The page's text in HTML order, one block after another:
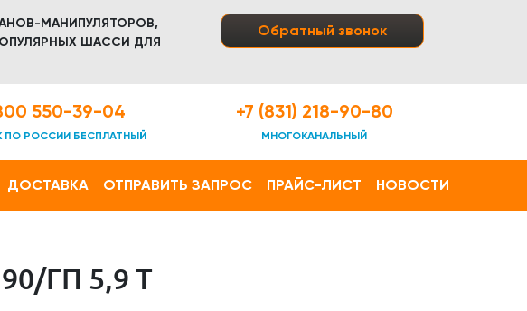
МАНИПУЛЯТОРОВ,
ШАССИ ДЛЯ
Обратный звонок
550-39-04
ПО РОССИИ БЕСПЛАТНЫЙ
+7 (831) 218-90-80
МНОГОКАНАЛЬНЫЙ
ДОСТАВКА ОТПРАВИТЬ ЗАПРОС ПРАЙС-ЛИСТ НОВОСТИ
ГП 5,9 Т